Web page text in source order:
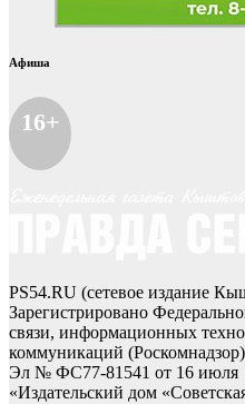
Афиша
16+
PS54.RU (сетевое издание
Зарегистрировано
связи, информационных
коммуникаций
Эл № ФС77-81541 от 16 июля
«Издательский дом